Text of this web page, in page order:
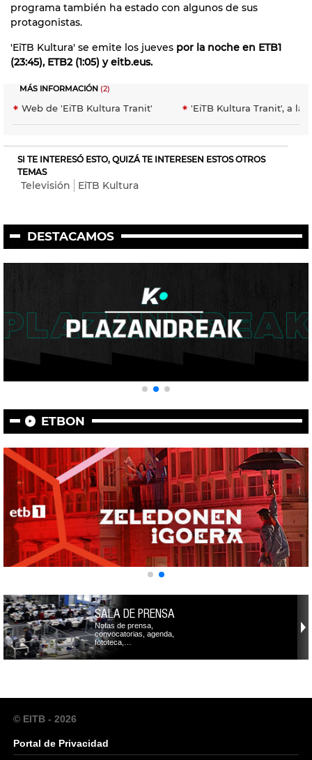
programa también ha estado con algunos de sus
protagonistas.
'EiTB Kultura' se emite los jueves por la noche en ETB1
(23:45), ETB2 (1:05) y eitb.eus.
MÁS INFORMACIÓN (2)
Web de 'EiTB Kultura Tranit' 'EiTB Kultura Tranit', a la
SI TE INTERESÓ ESTO, QUIZÁ TE INTERESEN ESTOS OTROS
TEMAS
Televisión EiTB Kultura
DESTACAMOS
ETBON
SALA DE PRENSA
Notas de prensa,
convocatorias, agenda,
fototeca,…
© EITB - 2026
Portal de Privacidad